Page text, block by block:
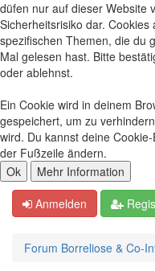
düfen nur auf dieser Website
Sicherheitsrisiko dar.
spezifischen Themen, die du
Mal gelesen hast. Bitte
oder ablehnst.
Ein Cookie wird in deinem
gespeichert, um zu
wird. Du kannst deine
der Fußzeile ändern.
Anmelden
Forum Borreliose & Co-